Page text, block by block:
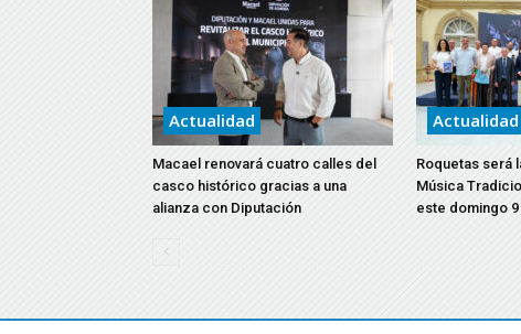
Actualidad
Macael renovará cuatro calles del
casco histórico gracias a una
alianza con Diputación
Actualidad
Roquetas será
Música
este domingo